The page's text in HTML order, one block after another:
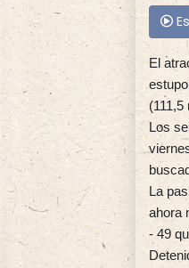
El
(111,5
Los
La
ahora
- 49